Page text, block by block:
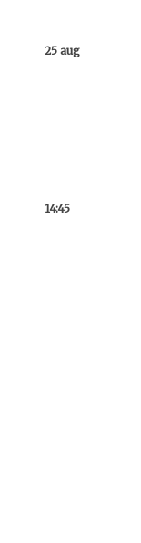
25 aug
14:45